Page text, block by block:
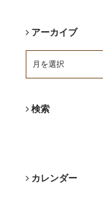
アーカイブ
検索
カレンダー